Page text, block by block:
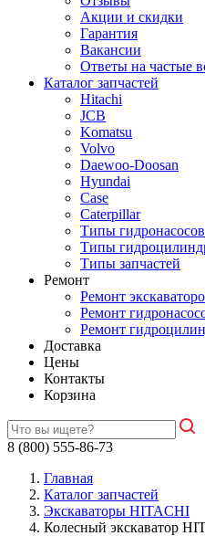
Акции и скидки
Гарантия
Вакансии
Ответы на частые
Каталог запчастей
Hitachi
JCB
Komatsu
Volvo
Daewoo-Doosan
Hyundai
Case
Caterpillar
Типы гидронасосов
Типы
Типы запчастей
Ремонт
Ремонт
Ремонт
Ремонт
Доставка
Цены
Контакты
Корзина
8 (800) 555-86-73
Главная
Каталог запчастей
Экскаваторы HITACHI
Колесный экскаватор